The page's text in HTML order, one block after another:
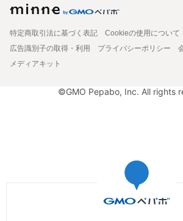
特定商取引法に基づく表記
Cookieの使用について
広告識別子の取得・利用
プライバシーポリシー
メディアキット
©GMO Pepabo, Inc. All rights